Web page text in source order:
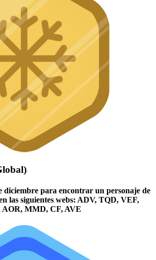
diciembre para encontrar un personaje de
las siguientes webs: ADV, TQD, VEF,
MMD, CF, AVE